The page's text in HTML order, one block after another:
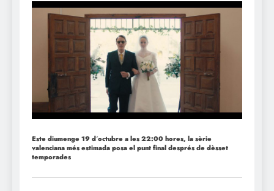
Este diumenge 19 d´octubre a les 22:00 hores, la sèrie
valenciana més estimada posa el punt final després de dèsset
temporades